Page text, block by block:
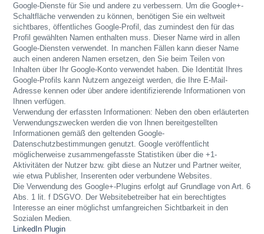
Google-Dienste für Sie und andere zu verbessern. Um die Google+-
Schaltfläche verwenden zu können, benötigen Sie ein weltweit
sichtbares, öffentliches Google-Profil, das zumindest den für das
Profil gewählten Namen enthalten muss. Dieser Name wird in allen
Google-Diensten verwendet. In manchen Fällen kann dieser Name
auch einen anderen Namen ersetzen, den Sie beim Teilen von
Inhalten über Ihr Google-Konto verwendet haben. Die Identität Ihres
Google-Profils kann Nutzern angezeigt werden, die Ihre E-Mail-
Adresse kennen oder über andere identifizierende Informationen von
Ihnen verfügen.
Verwendung der erfassten Informationen: Neben den oben erläuterten
Verwendungszwecken werden die von Ihnen bereitgestellten
Informationen gemäß den geltenden Google-
Datenschutzbestimmungen genutzt. Google veröffentlicht
möglicherweise zusammengefasste Statistiken über die +1-
Aktivitäten der Nutzer bzw. gibt diese an Nutzer und Partner weiter,
wie etwa Publisher, Inserenten oder verbundene Websites.
Die Verwendung des Google+-Plugins erfolgt auf Grundlage von Art. 6
Abs. 1 lit. f DSGVO. Der Websitebetreiber hat ein berechtigtes
Interesse an einer möglichst umfangreichen Sichtbarkeit in den
Sozialen Medien.
LinkedIn Plugin